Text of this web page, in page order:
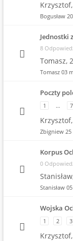
Krzysztof,
Bogusław
Jednostki
8
Tomasz,
Tomasz 03
Poczty
1
… 7
Krzysztof,
Zbigniew 25
Korpus
0
Stanisław
Wojska
1
2 3
Krzysztof,